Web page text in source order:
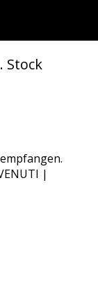
Stock
|